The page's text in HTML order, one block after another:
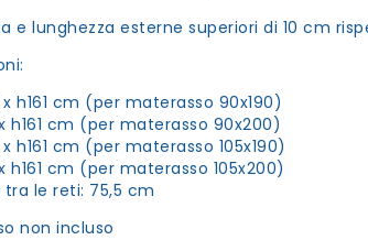
e lunghezza esterne superiori di 10 cm
x h161 cm (per materasso 90x190)
x h161 cm (per materasso 90x200)
x h161 cm (per materasso 105x190)
x h161 cm (per materasso 105x200)
tra le reti: 75,5 cm
non incluso